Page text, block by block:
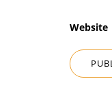
Website